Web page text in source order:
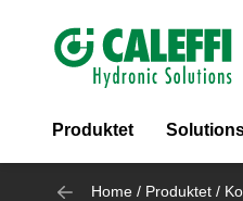
Header main
Produktet
Home / Produktet /